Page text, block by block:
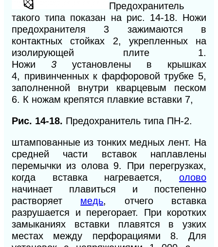
Предохранитель
такого типа показан на рис. 14-18. Ножи
предохранителя 3
зажимаются в
контактных стойках 2, укрепленных на
изолирующей плите 1.
Ножи 3 установлены в крышках
4, привинченных к фарфоровой трубке 5,
заполненной внутри кварцевым песком
6. К ножам крепятся плавкие вставки 7,
Рис. 14-18. Предохранитель типа ПН-2.
штампованные из тонких медных лент. На
средней части вставок наплавлены
перемычки из олова 9.
При перегрузках,
когда вставка нагревается, олово
начинает плавиться и постепенно
растворяет медь, отчего вставка
разрушается и перегорает. При коротких
замыканиях вставки плавятся в узких
местах между перфорациями 8.
Для